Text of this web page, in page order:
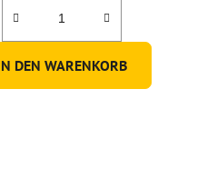
DEN WARENKORB